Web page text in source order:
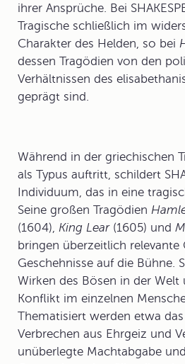
ihrer Ansprüche. Bei
Tragische schließlich im
Charakter des Helden, so bei
dessen Tragödien von den
Verhältnissen des
geprägt sind.
Während in der griechischen
als Typus auftritt, schildert
Individuum, das in eine
Seine großen Tragödien
(1604), King Lear(1605) und
bringen überzeitlich relevante
Geschehnisse auf die Bühne.
Wirken des Bösen in der Welt
Konflikt im einzelnen
Thematisiert werden etwa
Verbrechen aus Ehrgeiz und
unüberlegte Machtabgabe